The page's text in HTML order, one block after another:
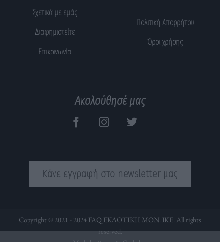
Σχετικά με εμάς
Διαφημιστείτε
Επικοινωνία
Πολιτική Απορρήτου
Όροι χρήσης
Ακολούθησέ μας
Κάνε εγγραφή στο newsletter μας
Copyright © 2021 - 2024 FAQ ΕΚΔΟΤΙΚΗ ΜΟΝ. ΙΚΕ. All rights
reserved.